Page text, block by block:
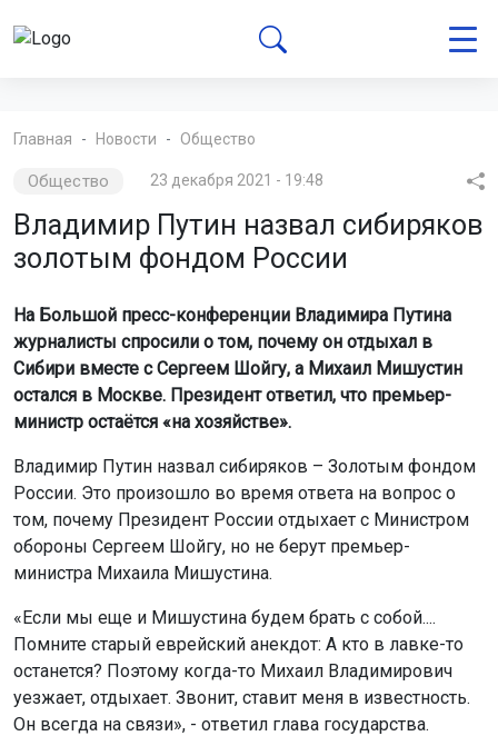
Главная Новости Общество
Общество 23 декабря 2021 - 19:48
Владимир Путин назвал сибиряков
золотым фондом России
На Большой пресс-конференции Владимира Путина
журналисты спросили о том, почему он отдыхал в
Сибири вместе с Сергеем Шойгу, а Михаил Мишустин
остался в Москве. Президент ответил, что премьер-
министр остаётся «на хозяйстве».
Владимир Путин назвал сибиряков – Золотым фондом
России. Это произошло во время ответа на вопрос о
том, почему Президент России отдыхает с Министром
обороны Сергеем Шойгу, но не берут премьер-
министра Михаила Мишустина.
«Если мы еще и Мишустина будем брать с собой....
Помните старый еврейский анекдот: А кто в лавке-то
останется? Поэтому когда-то Михаил Владимирович
уезжает, отдыхает. Звонит, ставит меня в известность.
Он всегда на связи», - ответил глава государства.